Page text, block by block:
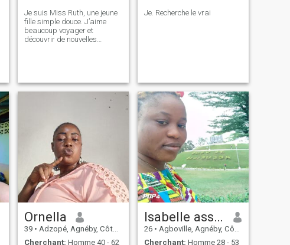
Je suis Miss Ruth, une jeune
fille simple douce. J’aime
beaucoup voyager et
découvrir de nouvelles
Je. Recherche le vrai
Ornella
39 • Adzopé, Agnéby, Côte d'ivoire
Cherchant: Homme 40 - 62
Isabelle assongo
26 • Agboville, Agnéby, Côte d'ivoire
Cherchant: Homme 28 - 53